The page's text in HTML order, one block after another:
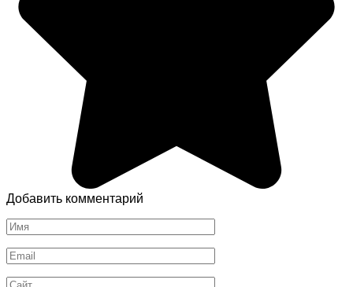
Добавить комментарий
Имя
*
Email
*
Сайт